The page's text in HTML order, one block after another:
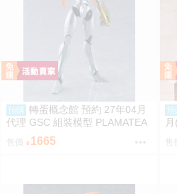
預購
轉蛋概念館 預約 27年04月
代理 GSC 組裝模型 PLAMATEA
勇者王 獅子王凱 約16公分 免訂
1665
預